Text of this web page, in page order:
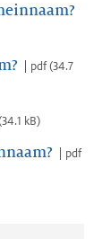
pdf (34.7
34.1 kB)
pdf